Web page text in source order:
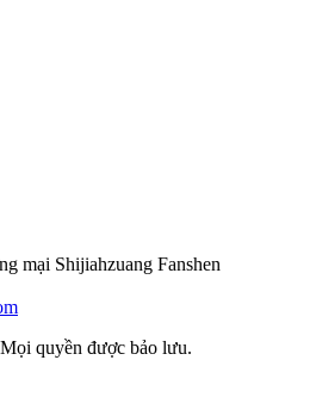
mại Shijiahzuang Fanshen
quyền được bảo lưu.